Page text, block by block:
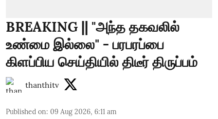
BREAKING || "அந்த தகவலில்
உண்மை இல்லை" - பரபரப்பை
கிளப்பிய செய்தியில் திடீர் திருப்பம்
thanthitv
Published on: 09 Aug 2026, 6:11 am